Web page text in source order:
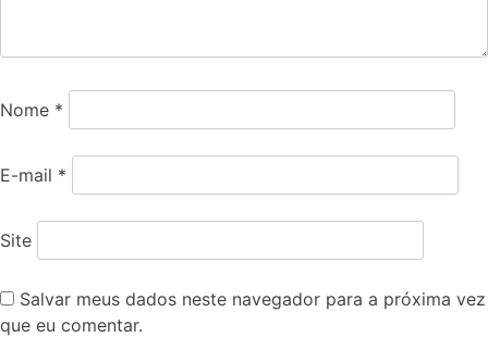
Nome *
E-mail *
Site
Salvar meus dados neste navegador para a próxima vez
que eu comentar.